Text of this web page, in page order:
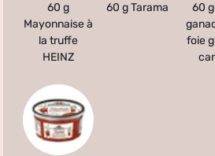
60 g
Mayonnaise à
la truffe
HEINZ
60 g Tarama
60
foie